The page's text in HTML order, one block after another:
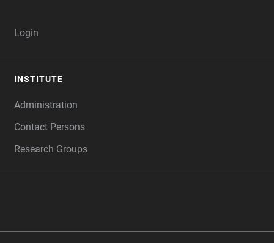
Login
INSTITUTE
Administration
Contact Persons
Research Groups